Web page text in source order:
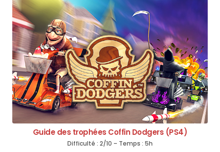
Guide des trophées Coffin Dodgers (PS4)
Difficulté : 2/10 – Temps : 5h